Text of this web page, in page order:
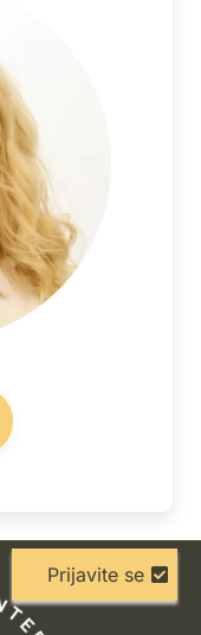
Prijavite se